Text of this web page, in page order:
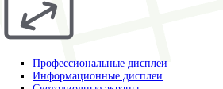
Профессиональные дисплеи
Информационные дисплеи